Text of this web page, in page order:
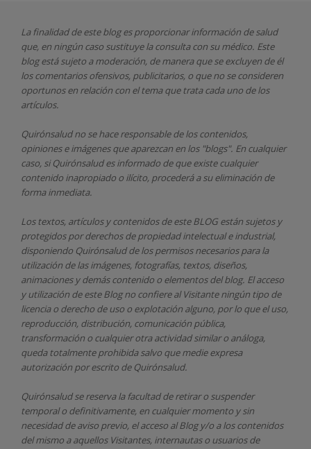
La finalidad de este blog es proporcionar información de salud
que, en ningún caso sustituye la consulta con su médico. Este
blog está sujeto a moderación, de manera que se excluyen de él
los comentarios ofensivos, publicitarios, o que no se consideren
oportunos en relación con el tema que trata cada uno de los
artículos.
Quirónsaludno se hace responsable de los contenidos,
opiniones e imágenes que aparezcan en los "blogs". En cualquier
caso, si Quirónsaludes informado de que existe cualquier
contenido inapropiado o ilícito, procederá a su eliminación de
forma inmediata.
Los textos, artículos y contenidos de este BLOG están sujetos y
protegidos por derechos de propiedad intelectual e industrial,
disponiendo Quirónsaludde los permisos necesarios para la
utilización de las imágenes, fotografías, textos, diseños,
animaciones y demás contenido o elementos del blog. El acceso
y utilización de este Blog no confiere al Visitante ningún tipo de
licencia o derecho de uso o explotación alguno, por lo que el uso,
reproducción, distribución, comunicación pública,
transformación o cualquier otra actividad similar o análoga,
queda totalmente prohibida salvo que medie expresa
autorización por escrito de Quirónsalud.
Quirónsaludse reserva la facultad de retirar o suspender
temporal o definitivamente, en cualquier momento y sin
necesidad de aviso previo, el acceso al Blog y/o a los contenidos
del mismo a aquellos Visitantes, internautas o usuarios de